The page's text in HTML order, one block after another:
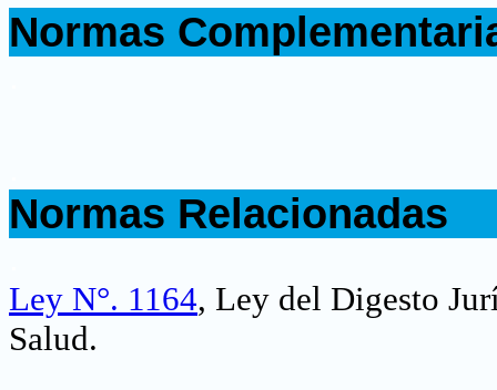
Normas
Normas Relacionadas
Ley N°. 1164, Ley del Digesto
Salud.